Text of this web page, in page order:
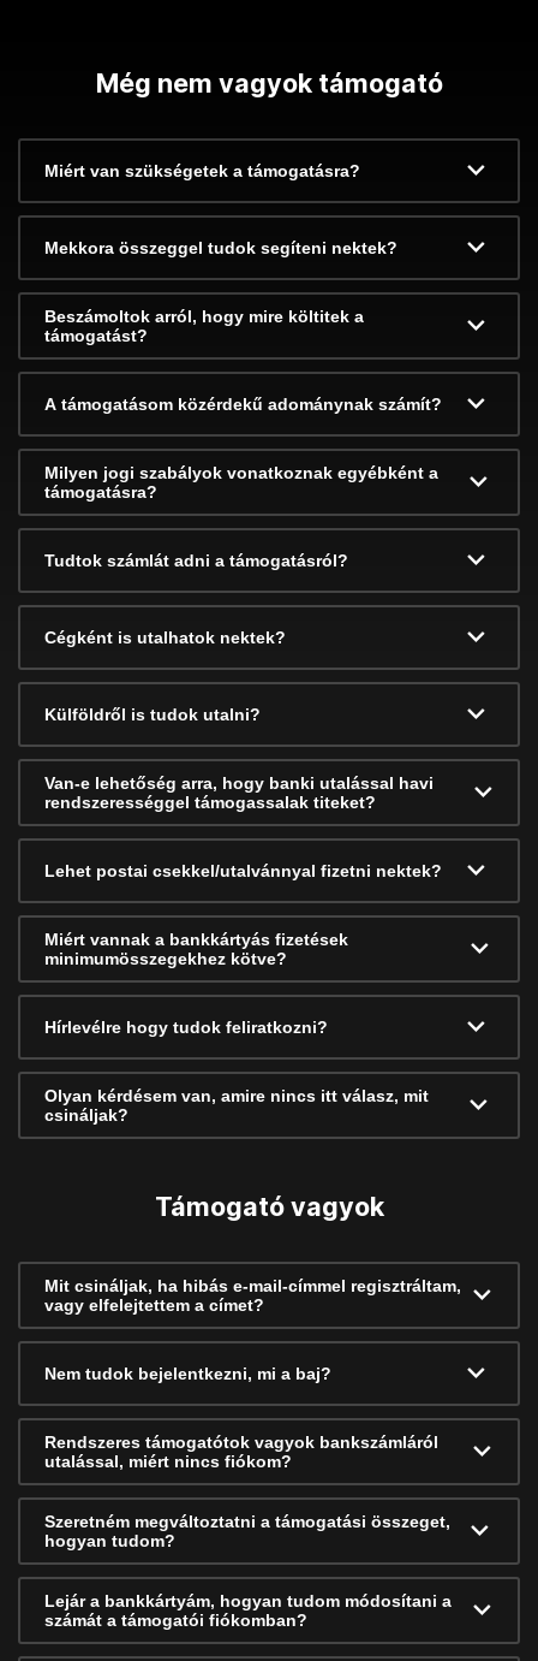
Még nem vagyok támogató
Miért van szükségetek a támogatásra?
Mekkora összeggel tudok segíteni nektek?
Beszámoltok arról, hogy mire költitek a
támogatást?
A támogatásom közérdekű adománynak számít?
Milyen jogi szabályok vonatkoznak egyébként a
támogatásra?
Tudtok számlát adni a támogatásról?
Cégként is utalhatok nektek?
Külföldről is tudok utalni?
Van-e lehetőség arra, hogy banki utalással havi
rendszerességgel támogassalak titeket?
Lehet postai csekkel/utalvánnyal fizetni nektek?
Miért vannak a bankkártyás fizetések
minimumösszegekhez kötve?
Hírlevélre hogy tudok feliratkozni?
Olyan kérdésem van, amire nincs itt válasz, mit
csináljak?
Támogató vagyok
Mit csináljak, ha hibás e-mail-címmel regisztráltam,
vagy elfelejtettem a címet?
Nem tudok bejelentkezni, mi a baj?
Rendszeres támogatótok vagyok bankszámláról
utalással, miért nincs fiókom?
Szeretném megváltoztatni a támogatási összeget,
hogyan tudom?
Lejár a bankkártyám, hogyan tudom módosítani a
számát a támogatói fiókomban?